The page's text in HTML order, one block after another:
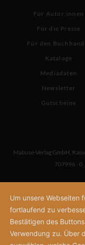
Für Autor:innen
Für die Presse
Für den
Kataloge
Mediadaten
Newsletter
Gutscheine
Mabuse-Verlag GmbH,
707996 - 0 ,
Um unsere Webseiten
fortlaufend zu
Bestätigen des
Verwendung zu. Über